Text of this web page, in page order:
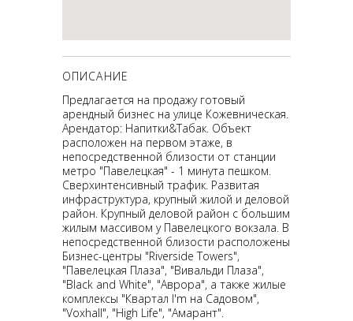
ОПИСАНИЕ
Предлагается на продажу готовый
арендный бизнес на улице Кожевническая.
Арендатор: Напитки&Табак. Объект
расположен на первом этаже, в
непосредственной близости от станции
метро "Павелецкая" - 1 минута пешком.
Сверхинтенсивный трафик. Развитая
инфраструктура, крупный жилой и деловой
район. Крупный деловой район с большим
жилым массивом у Павелецкого вокзала. В
непосредственной близости расположены
Бизнес-центры "Riverside Towers",
"Павелецкая Плаза", "Вивальди Плаза",
"Black and White", "Аврора", а также жилые
комплексы "Квартал I'm на Садовом",
"Voxhall", "High Life", "Амарант".